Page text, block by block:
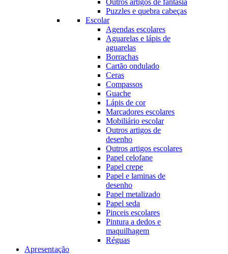
Outros artigos de fantasia
Puzzles e quebra cabeças
Escolar
Agendas escolares
Aguarelas e lápis de
aguarelas
Borrachas
Cartão ondulado
Ceras
Compassos
Guache
Lápis de cor
Marcadores escolares
Mobiliário escolar
Outros artigos de
desenho
Outros artigos escolares
Papel celofane
Papel crepe
Papel e laminas de
desenho
Papel metalizado
Papel seda
Pinceis escolares
Pintura a dedos e
maquilhagem
Réguas
Apresentação